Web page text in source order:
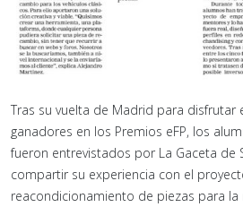
Tras su vuelta de Madrid para disfrutar
ganadores en los Premios eFP, los
fueron entrevistados por La Gaceta de
compartir su experiencia con el
reacondicionamiento de piezas para